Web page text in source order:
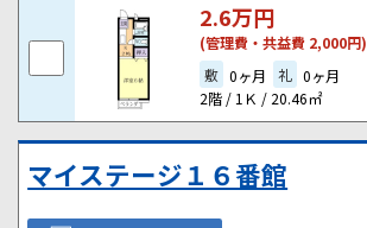
2.6万円
(管理費・共益費 2,000円)
敷 0ヶ月 礼 0ヶ月
2階 / 1Ｋ / 20.46㎡
マイステージ１６番館